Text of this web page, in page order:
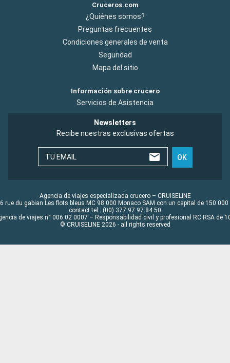
Cruceros.com
¿Quiénes somos?
Preguntas frecuentes
Condiciones generales de venta
Seguridad
Mapa del sitio
Información sobre crucero
Servicios de Asistencia
Newsletters
Recibe nuestras exclusivas ofertas
TU EMAIL OK
Agencia de viajes especializada crucero – CRUISELINE
rue du gabian Les flots bleus MC 98 000 Monaco SAM con un capital de 150 000
contact tel : (00) 377 97 97 84 50
de viajes n° 006 02 0007 – Responsabilidad civil y profesional RC RSA de
© CRUISELINE 2026 - all rights reserved